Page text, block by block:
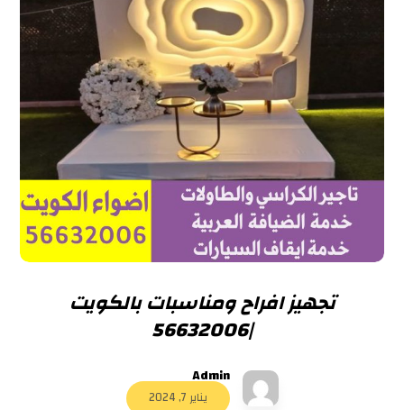
تجهيز افراح ومناسبات بالكويت
|56632006
Admin
يناير 7, 2024